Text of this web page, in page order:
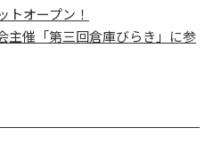
トオープン！
主催「第三回倉庫びらき」に参